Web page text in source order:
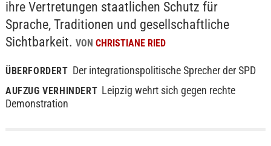
ihre Vertretungen staatlichen Schutz für
Sprache, Traditionen und gesellschaftliche
Sichtbarkeit. VON CHRISTIANE RIED
ÜBERFORDERT Der integrationspolitische Sprecher der SPD
AUFZUG VERHINDERT Leipzig wehrt sich gegen rechte
Demonstration